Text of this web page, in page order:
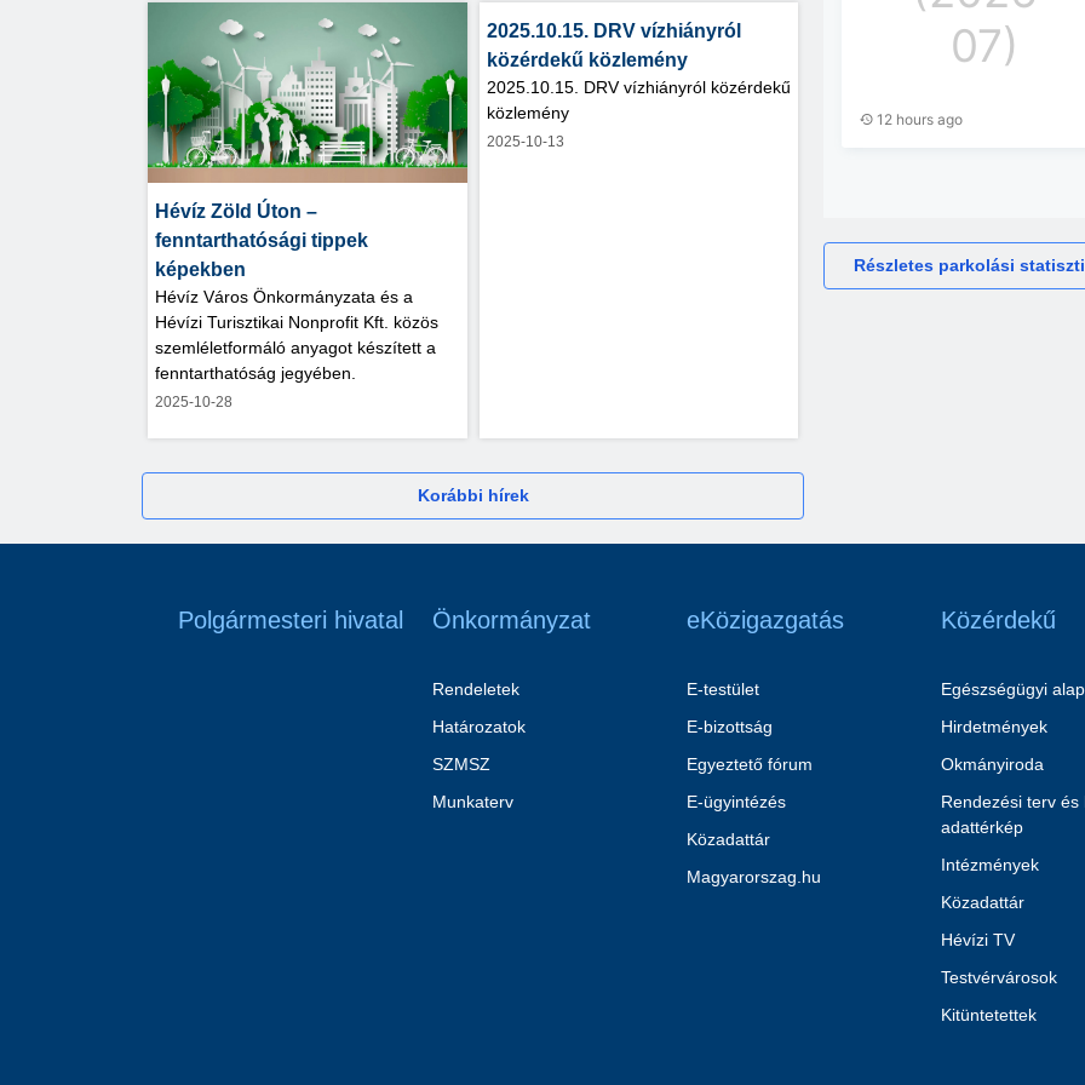
Hévíz Zöld Úton –
fenntarthatósági tippek
képekben
Hévíz Város Önkormányzata és a
Hévízi Turisztikai Nonprofit Kft. közös
szemléletformáló anyagot készített a
fenntarthatóság jegyében.
2025-10-28
2025.10.15. DRV vízhiányról
közérdekű közlemény
2025.10.15. DRV vízhiányról közérdekű
közlemény
2025-10-13
Korábbi hírek
Részletes parkolási
Polgármesteri hivatal Önkormányzat
Rendeletek
Határozatok
SZMSZ
Munkaterv
eKözigazgatás
E-testület
E-bizottság
Egyeztető fórum
E-ügyintézés
Közadattár
Magyarorszag.hu
Közérdekű
Egészségügyi
Hirdetmények
Okmányiroda
Rendezési terv és
adattérkép
Intézmények
Közadattár
Hévízi TV
Testvérvárosok
Kitüntetettek